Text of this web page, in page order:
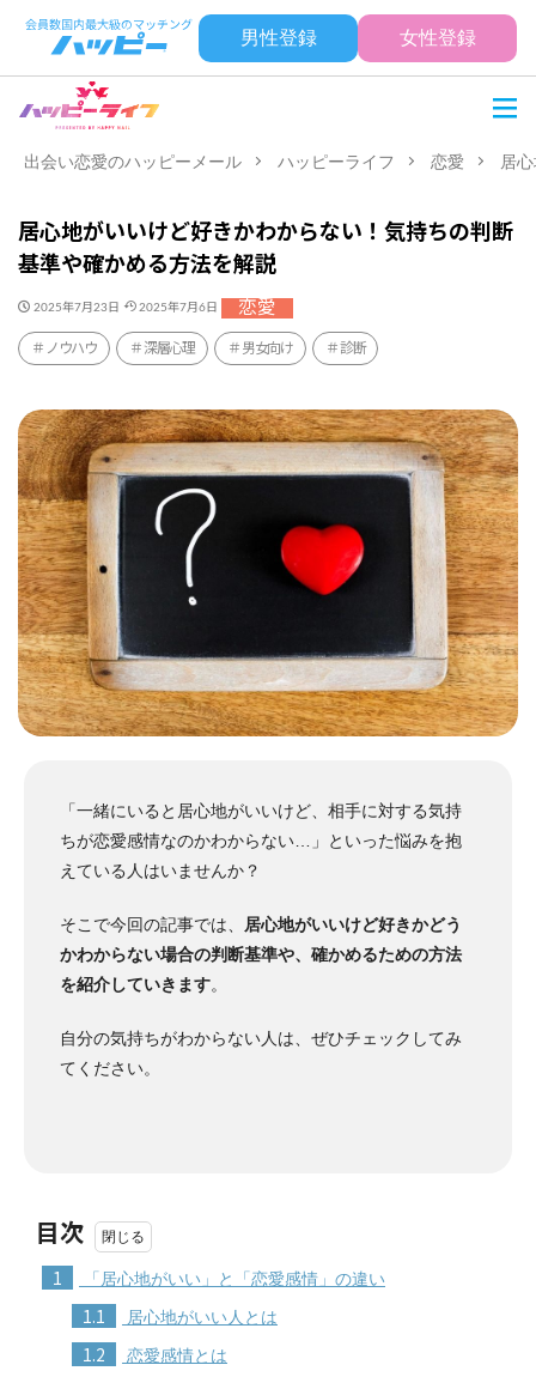
男性登録 女性登録
出会い恋愛のハッピーメール ハッピーライフ 恋愛 居
居心地がいいけど好きかわからない！気持ちの判断
基準や確かめる方法を解説
2025年7月23日 2025年7月6日 恋愛
ノウハウ 深層心理 男女向け 診断
「一緒にいると居心地がいいけど、相手に対する気持
ちが恋愛感情なのかわからない…」といった悩みを抱
えている人はいませんか？
そこで今回の記事では、
居心地がいいけど好きかどう
かわからない場合の判断基準や、確かめるための方法
を紹介していきます。
自分の気持ちがわからない人は、ぜひチェックしてみ
てください。
目次
1 「居心地がいい」と「恋愛感情」の違い
1.1 居心地がいい人とは
1.2 恋愛感情とは